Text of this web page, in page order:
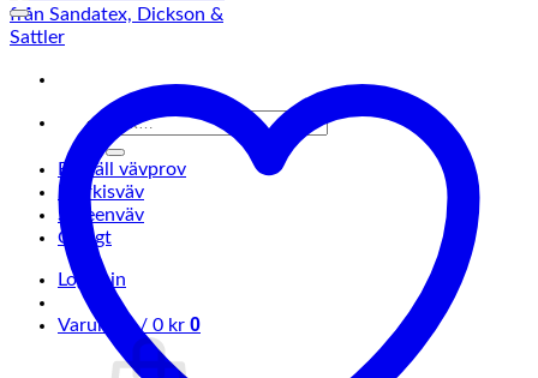
efter:
Beställ vävprov
Markisväv
Screenväv
Övrigt
Logga in
Varukorg / 0 kr 0